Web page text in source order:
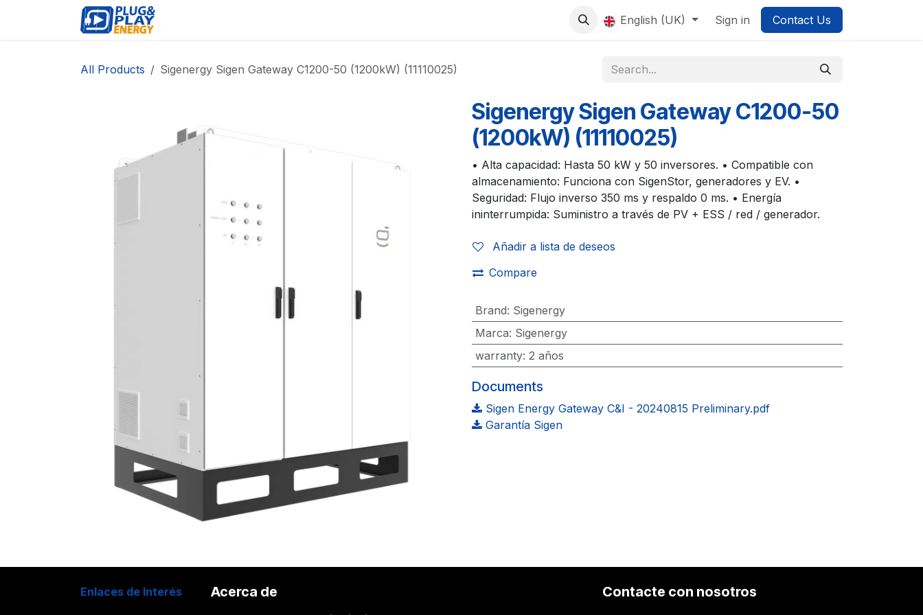
English (UK) Sign in Contact Us
All Products Sigenergy Sigen Gateway C1200-50 (1200kW) (11110025)
Sigenergy Sigen Gateway C1200-50
(1200kW) (11110025)
• Alta capacidad: Hasta 50 kW y 50 inversores. • Compatible con
almacenamiento: Funciona con SigenStor, generadores y EV. •
Seguridad: Flujo inverso 350 ms y respaldo 0 ms. • Energía
ininterrumpida: Suministro a través de PV + ESS / red / generador.
Añadir a lista de deseos
Compare
Brand: Sigenergy
Marca: Sigenergy
warranty: 2 años
Documents
Sigen Energy Gateway C&I - 20240815 Preliminary.pdf
Garantía Sigen
Enlaces de Interés
Acerca de Contacte con nosotros